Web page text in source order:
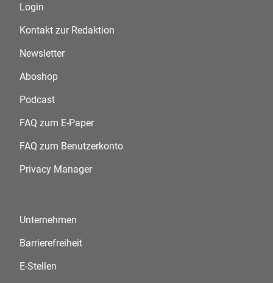
Login
Kontakt zur Redaktion
Newsletter
Aboshop
Podcast
FAQ zum E-Paper
FAQ zum Benutzerkonto
Privacy Manager
Unternehmen
Barrierefreiheit
E-Stellen